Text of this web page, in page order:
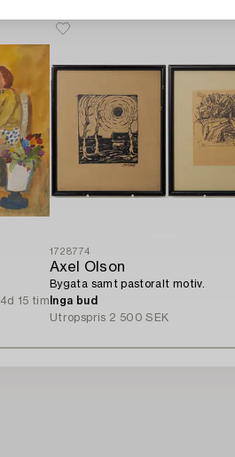
4d 15 tim
1728774
Axel Olson
Bygata samt pastoralt motiv.
Inga bud
Utropspris 2 500 SEK